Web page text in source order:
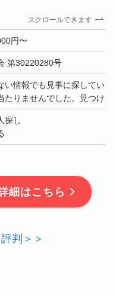
スクロールできます
円〜
第30220280号
い情報でも見事に探していた
たりませんでした。見つけ
探し
細はこちら
判＞＞